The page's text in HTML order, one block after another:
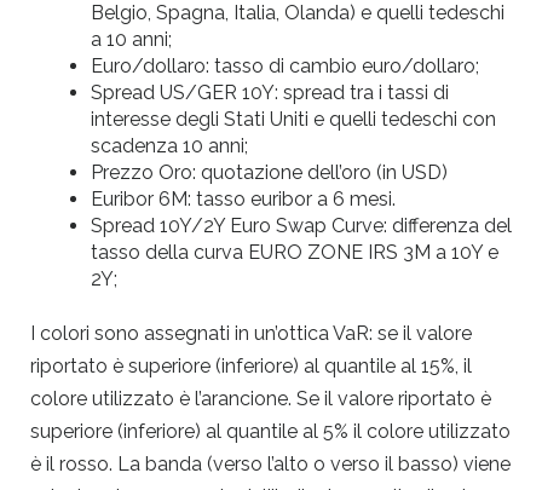
Belgio, Spagna, Italia, Olanda) e quelli tedeschi
a 10 anni;
Euro/dollaro: tasso di cambio euro/dollaro;
Spread US/GER 10Y: spread tra i tassi di
interesse degli Stati Uniti e quelli tedeschi con
scadenza 10 anni;
Prezzo Oro: quotazione dell’oro (in USD)
Euribor 6M: tasso euribor a 6 mesi.
Spread 10Y/2Y Euro Swap Curve: differenza del
tasso della curva EURO ZONE IRS 3M a 10Y e
2Y;
I colori sono assegnati in un’ottica VaR: se il valore
riportato è superiore (inferiore) al quantile al 15%, il
colore utilizzato è l’arancione. Se il valore riportato è
superiore (inferiore) al quantile al 5% il colore utilizzato
è il rosso. La banda (verso l’alto o verso il basso) viene